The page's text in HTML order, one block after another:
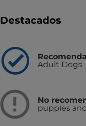
Destacados
Adult Dogs
No
puppies